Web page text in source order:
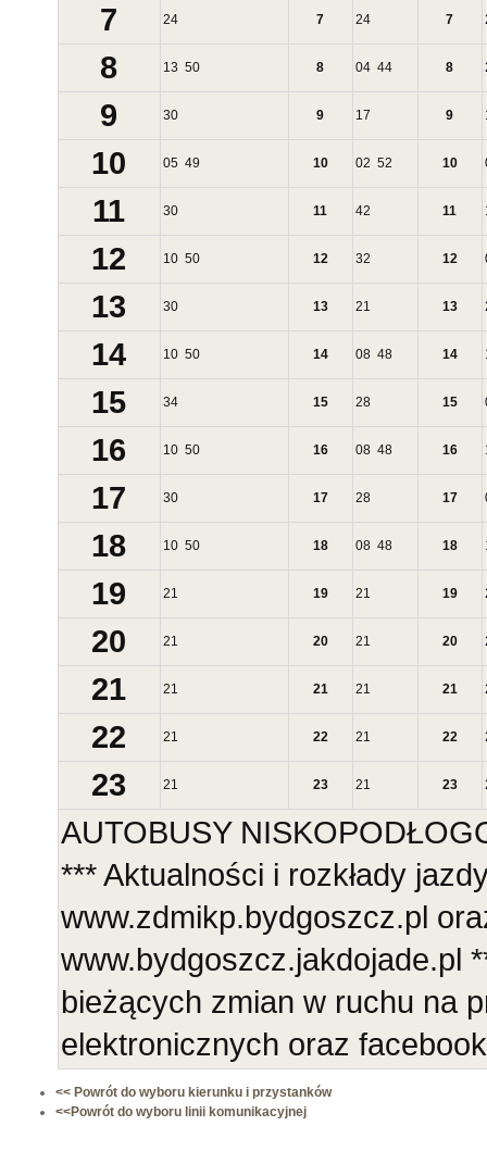
7 24 7 24 7
8 13 50 8 04 44 8
9 30 9 17 9
10 05 49 10 02 52 10
11 30 11 42 11
12 10 50 12 32 12
13 30 13 21 13
14 10 50 14 08 48 14
15 34 15 28 15
16 10 50 16 08 48 16
17 30 17 28 17
18 10 50 18 08 48 18
19 21 19 21 19
20 21 20 21 20
21 21 21 21 21
22 21 22 21 22
23 21 23 21 23
AUTOBUSY
*** Aktualności i rozkłady
www.zdmikp.bydgoszcz.pl
www.bydgoszcz.jakdojade.pl
bieżących zmian w ruchu na
elektronicznych oraz
<< Powrót do wyboru kierunku i przystanków
<<Powrót do wyboru linii komunikacyjnej